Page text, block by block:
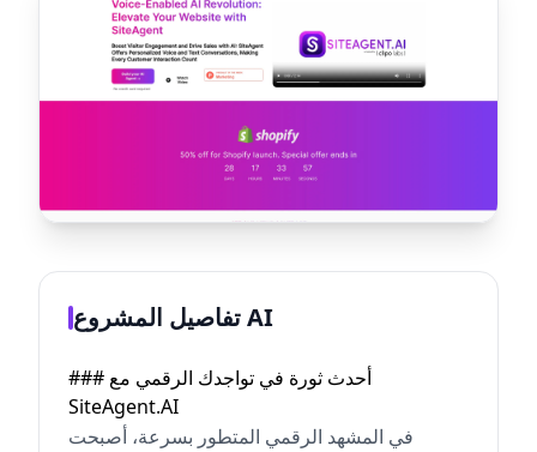
تفاصيل المشروع AI
### أحدث ثورة في تواجدك الرقمي مع
SiteAgent.AI
في المشهد الرقمي المتطور بسرعة، أصبحت